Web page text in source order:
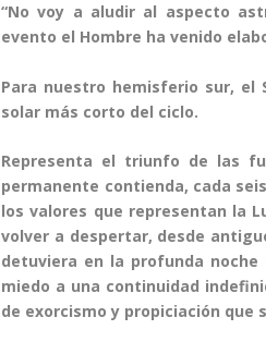
“No voy a aludir al aspecto
evento el Hombre ha venido
Para nuestro hemisferio sur, el
solar más corto del ciclo.
Representa el triunfo de las
permanente contienda, cada
los valores que representan la
volver a despertar, desde
detuviera en la profunda
miedo a una continuidad
de exorcismo y propiciación